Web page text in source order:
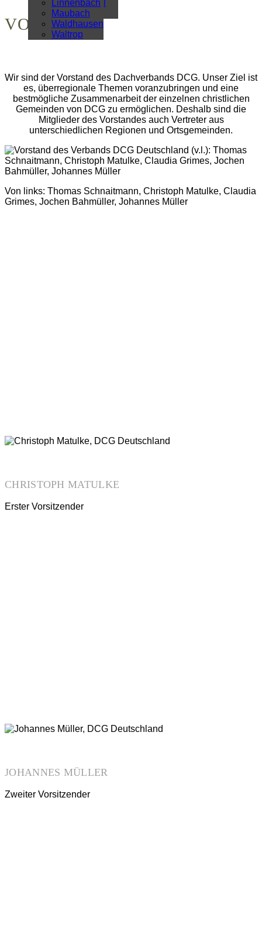
Überregional
Alle Artikel
Linnenbach
Maubach
Waldhausen
Waltrop
VORSTAND
Wir sind der Vorstand des Dachverbands DCG. Unser Ziel ist
es, überregionale Themen voranzubringen und eine
bestmögliche Zusammenarbeit der einzelnen christlichen
Gemeinden von DCG zu ermöglichen. Deshalb sind die
Mitglieder des Vorstandes auch Vertreter aus
unterschiedlichen Regionen und Ortsgemeinden.
Von links: Thomas Schnaitmann, Christoph Matulke, Claudia
Grimes, Jochen Bahmüller, Johannes Müller
CHRISTOPH MATULKE
Erster Vorsitzender
JOHANNES MÜLLER
Zweiter Vorsitzender